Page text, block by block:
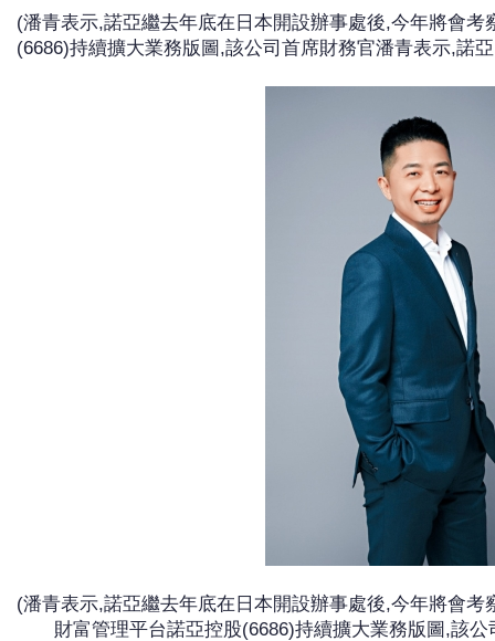
(潘青表示,諾亞繼去年底在日本開設辦事處後,今年將會
(6686)持續擴大業務版圖,該公司首席財務官潘青表示,諾
(潘青表示,諾亞繼去年底在日本開設辦事處後,今年將會考
財富管理平台諾亞控股(6686)持續擴大業務版圖,該